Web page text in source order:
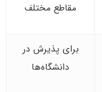
مقاطع مختلف
برای پذیرش در
دانشگاه‌ها